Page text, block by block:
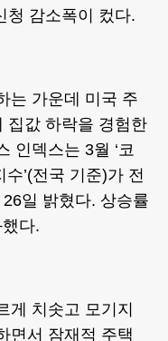
청 감소폭이 컸다.
는 가운데 미국 주
집값 하락을 경험한
인덱스는 3월 ‘코
’(전국 기준)가 전
일 밝혔다. 상승률
다.
게 치솟고 모기지
면서 잠재적 주택